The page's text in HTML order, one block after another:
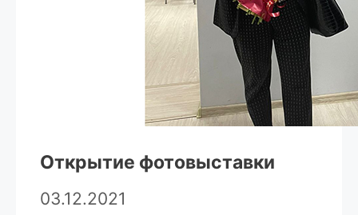
Открытие фотовыставки
03.12.2021